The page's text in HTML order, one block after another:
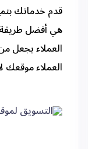
قدم خدماتك
هي أفضل
العملاء يجعل
العملاء موقعك